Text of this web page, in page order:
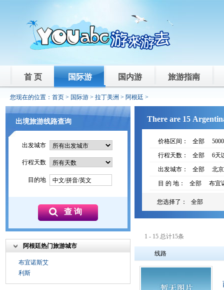
首 页 国际游 国内游 旅游指南
您现在的位置： 首页 > 国际游 > 拉丁美洲 > 阿根廷 >
出境旅游线路查询
出发城市
行程天数
目的地 中文/拼音/英文
阿根廷热门旅游城市
布宜诺斯艾
利斯
There are 15
价格区间： 全部
行程天数：
全部
6天
出发城市：
全部
北京
目 的 地：
全部 布宜
您选择了： 全部
1 - 15 总计15条
线路